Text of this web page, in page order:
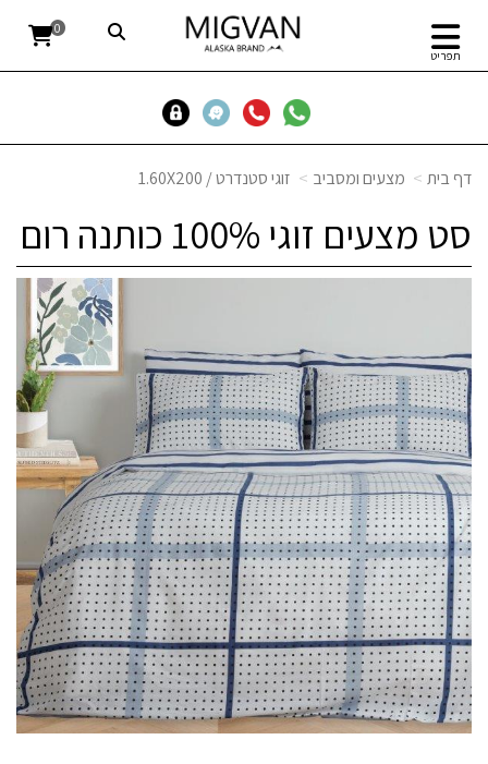
תפריט
0
דף בית מצעים ומסביב זוגי סטנדרט / 1.60X200
סט מצעים זוגי 100% כותנה רום